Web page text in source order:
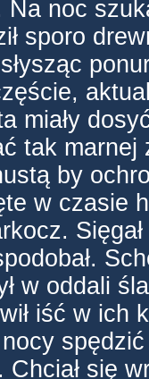
Na noc
sporo
miały
tak marnej
by
w czasie
w oddali
iść w ich
Chciał się